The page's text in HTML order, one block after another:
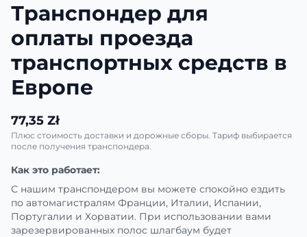
Транспондер для
оплаты проезда
транспортных средств в
Европе
77,35 Zł
Плюс стоимость доставки и дорожные сборы. Тариф выбирается
после получения транспондера.
Как это работает:
С нашим транспондером вы можете спокойно ездить
по автомагистралям Франции, Италии, Испании,
Португалии и Хорватии. При использовании вами
зарезервированных полос шлагбаум будет